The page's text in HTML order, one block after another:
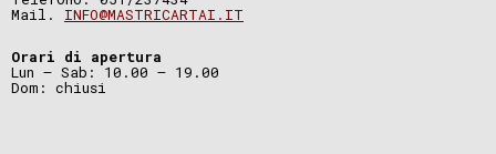
Mail. INFO@MASTRICARTAI.IT
Orari di apertura
Lun – Sab: 10.00 – 19.00
Dom: chiusi